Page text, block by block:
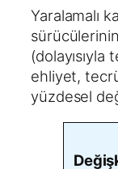
Yaralamalı
ehliyet,
yüzdesel